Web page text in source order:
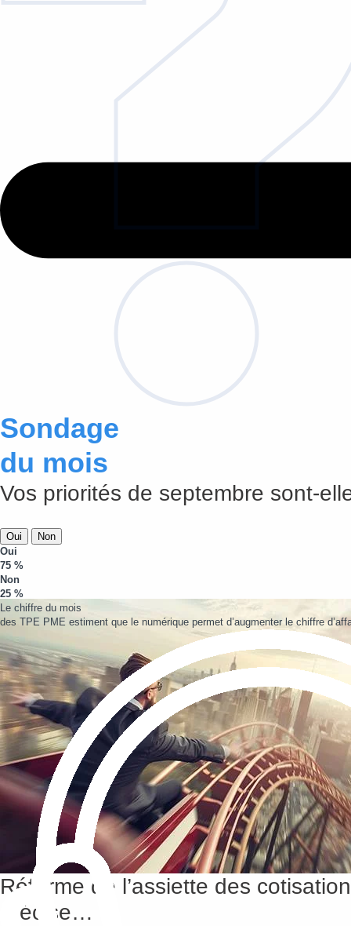
Réforme de l’assiette des
précise…
Sondage
du mois
Vos priorités de septembre sont-
Oui
Non
Oui
75 %
Non
25 %
Le chiffre du mois
des TPE PME estiment que le numérique permet d’augmenter le chiffre